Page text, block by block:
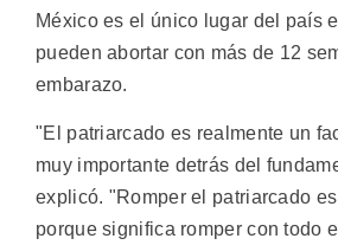
México es el único lugar del país
pueden abortar con más de 12
embarazo.
"El patriarcado es realmente un
muy importante detrás del
explicó. "Romper el patriarcado
porque significa romper con todo